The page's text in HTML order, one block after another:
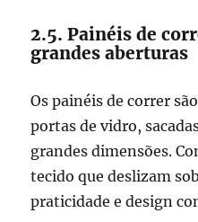
2.5. Painéis de
grandes aberturas
Os painéis de correr
portas de vidro,
grandes dimensões.
tecido que deslizam
praticidade e design